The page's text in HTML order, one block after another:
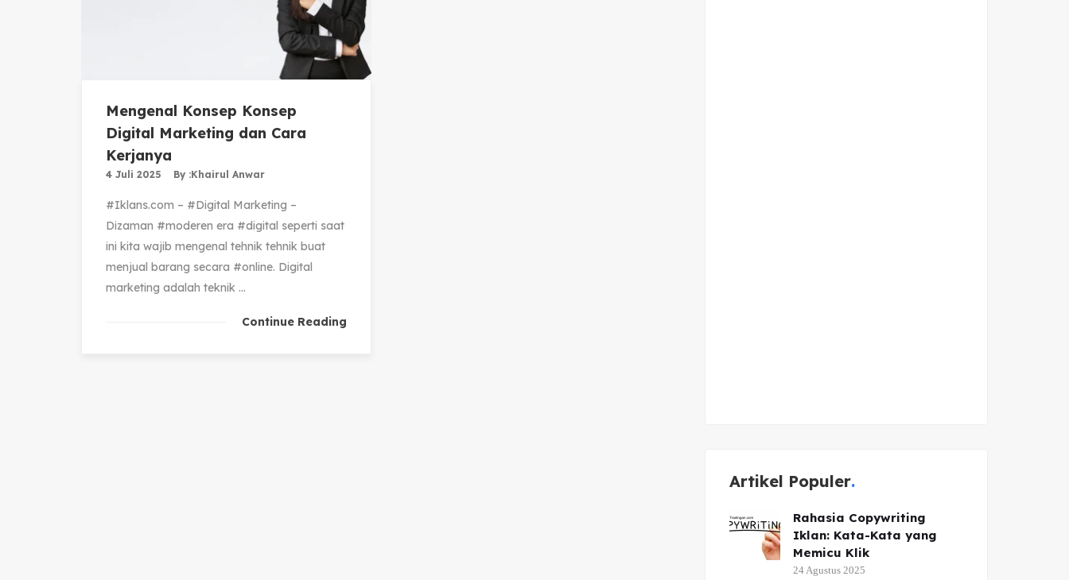
Mengenal Konsep Konsep
Digital Marketing dan Cara
Kerjanya
4 Juli 2025 By :Khairul Anwar
#Iklans.com – #Digital Marketing –
Dizaman #moderen era #digital seperti saat
ini kita wajib mengenal tehnik tehnik buat
menjual barang secara #online. Digital
marketing adalah teknik ...
Continue Reading
Artikel Populer
Rahasia Copywriting
Iklan: Kata-Kata yang
Memicu Klik
24 Agustus 2025